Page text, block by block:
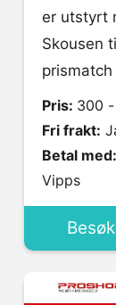
er utstyrt
Skousen
Pris: 300
Fri frakt:
Betal med:
Vipps
Besøk